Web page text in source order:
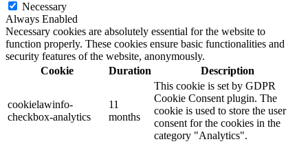
Necessary
Always Enabled
Necessary cookies are absolutely essential for the website to
function properly. These cookies ensure basic functionalities and
security features of the website, anonymously.
Cookie
Duration Description
cookielawinfo-
checkbox-analytics
11
months
This cookie is set by GDPR
Cookie Consent plugin. The
cookie is used to store the user
consent for the cookies in the
category "Analytics".